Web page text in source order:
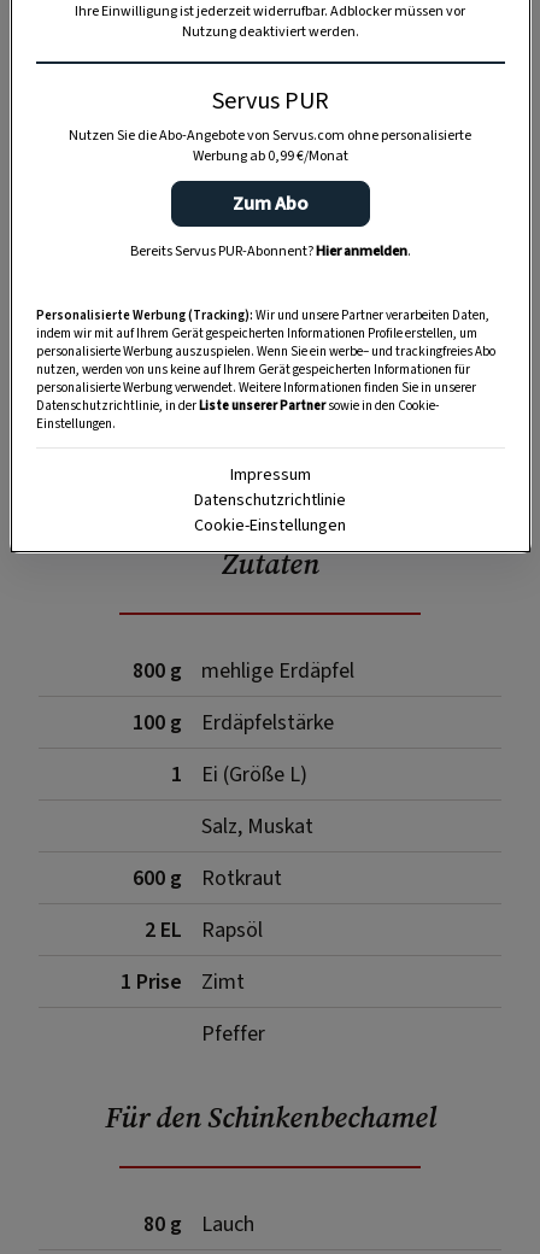
SPEICHERN
Zutaten
800 g
mehlige Erdäpfel
100 g
Erdäpfelstärke
1
Ei (Größe L)
Salz, Muskat
600 g
Rotkraut
2 EL
Rapsöl
1 Prise
Zimt
Pfeffer
Für den Schinkenbechamel
80 g
Lauch
Ihre Einwilligung ist jederzeit widerrufbar. Adblocker müssen vor
Nutzung deaktiviert werden.
Servus PUR
Nutzen Sie die Abo-Angebote von Servus.com ohne personalisierte
Werbung ab 0,99 €/Monat
Zum Abo
Bereits Servus PUR-Abonnent?Hier anmelden.
Personalisierte Werbung (Tracking): Wir und unsere Partner verarbeiten Daten,
indem wir mit auf Ihrem Gerät gespeicherten Informationen Profile erstellen, um
personalisierte Werbung auszuspielen. Wenn Sie ein werbe– und trackingfreies Abo
nutzen, werden von uns keine auf Ihrem Gerät gespeicherten Informationen für
personalisierte Werbung verwendet. Weitere Informationen finden Sie in unserer
Datenschutzrichtlinie, in derListe unserer Partnersowie in den Cookie-
Einstellungen.
Impressum
Datenschutzrichtlinie
Cookie-Einstellungen